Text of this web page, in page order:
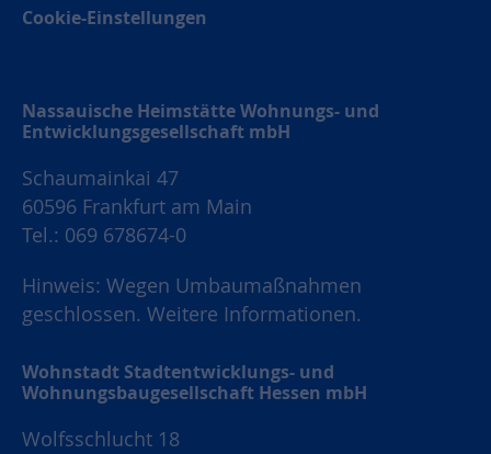
Cookie-Einstellungen
Nassauische Heimstätte Wohnungs- und
Entwicklungsgesellschaft mbH
Schaumainkai 47
60596 Frankfurt am Main
Tel.: 069 678674-0
Hinweis: Wegen Umbaumaßnahmen
geschlossen. Weitere Informationen.
Wohnstadt Stadtentwicklungs- und
Wohnungsbaugesellschaft Hessen mbH
Wolfsschlucht 18